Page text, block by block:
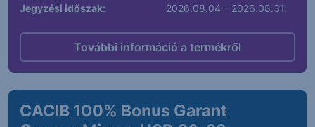
Jegyzési időszak:
2026.08.04 – 2026.08.31.
További információ a termékről
CACIB 100% Bonus Garant